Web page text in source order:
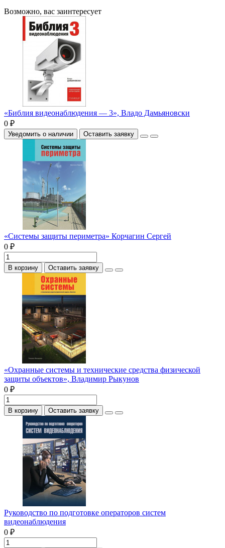
Возможно, вас заинтересует
«Библия видеонаблюдения — 3», Владо Дамьяновски
0 ₽
Уведомить о наличии Оставить заявку
«Системы защиты периметра» Корчагин Сергей
0 ₽
В корзину Оставить заявку
«Охранные системы и технические средства физической
защиты объектов», Владимир Рыкунов
0 ₽
В корзину Оставить заявку
Руководство по подготовке операторов систем
видеонаблюдения
0 ₽